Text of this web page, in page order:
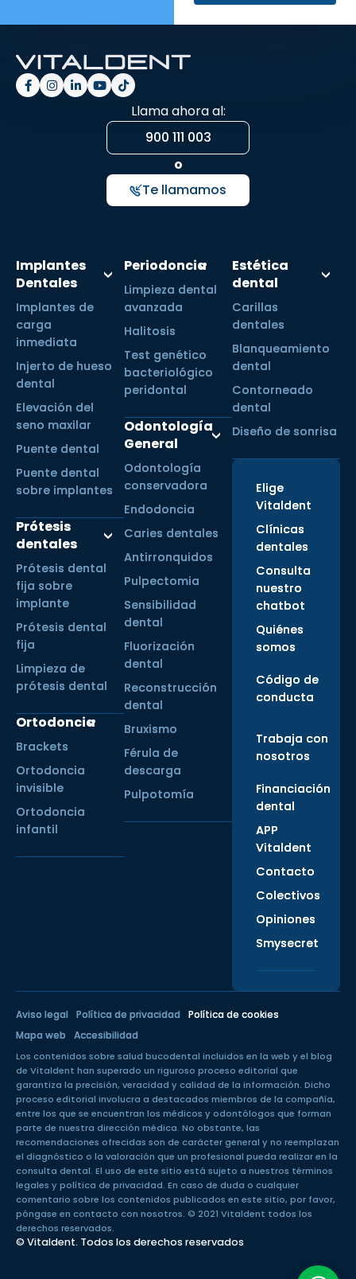
Llama ahora al:
900 111 003
o
Te llamamos
Implantes
Dentales
Implantes de
carga
inmediata
Injerto de hueso
dental
Elevación del
seno maxilar
Puente dental
Puente dental
sobre implantes
Prótesis
dentales
Prótesis dental
fija sobre
implante
Prótesis dental
fija
Limpieza de
prótesis dental
Ortodoncia
Brackets
Ortodoncia
invisible
Ortodoncia
infantil
Periodoncia
Limpieza dental
avanzada
Halitosis
Test genético
bacteriológico
peridontal
Odontología
General
Odontología
conservadora
Endodoncia
Caries dentales
Antirronquidos
Pulpectomia
Sensibilidad
dental
Fluorización
dental
Reconstrucción
dental
Bruxismo
Férula de
descarga
Pulpotomía
Estética
dental
Carillas
dentales
Blanqueamiento
dental
Contorneado
dental
Diseño de sonrisa
Elige
Vitaldent
Clínicas
dentales
Consulta
nuestro
chatbot
Quiénes
somos
Código de
conducta
Trabaja con
nosotros
Financiación
dental
APP
Vitaldent
Contacto
Colectivos
Opiniones
Smysecret
Aviso legal Política de privacidad
Política de cookies
Mapa web
Accesibilidad
Los contenidos sobre salud bucodental incluidos en la web y el blog
de Vitaldent han superado un riguroso proceso editorial que
garantiza la precisión, veracidad y calidad de la información. Dicho
proceso editorial involucra a destacados miembros de la compañía,
entre los que se encuentran los médicos y odontólogos que forman
parte de nuestra dirección médica. No obstante, las
recomendaciones ofrecidas son de carácter general y no reemplazan
el diagnóstico o la valoración que un profesional pueda realizar en la
consulta dental. El uso de este sitio está sujeto a nuestros términos
legales y política de privacidad. En caso de duda o cualquier
comentario sobre los contenidos publicados en este sitio, por favor,
póngase en contacto con nosotros. © 2021 Vitaldent todos los
derechos reservados.
© Vitaldent. Todos los derechos reservados